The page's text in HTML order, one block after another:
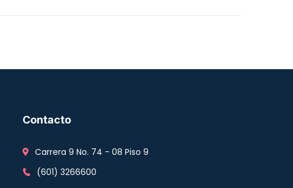
Contacto
Carrera 9 No. 74 - 08 Piso 9
(601) 3266600